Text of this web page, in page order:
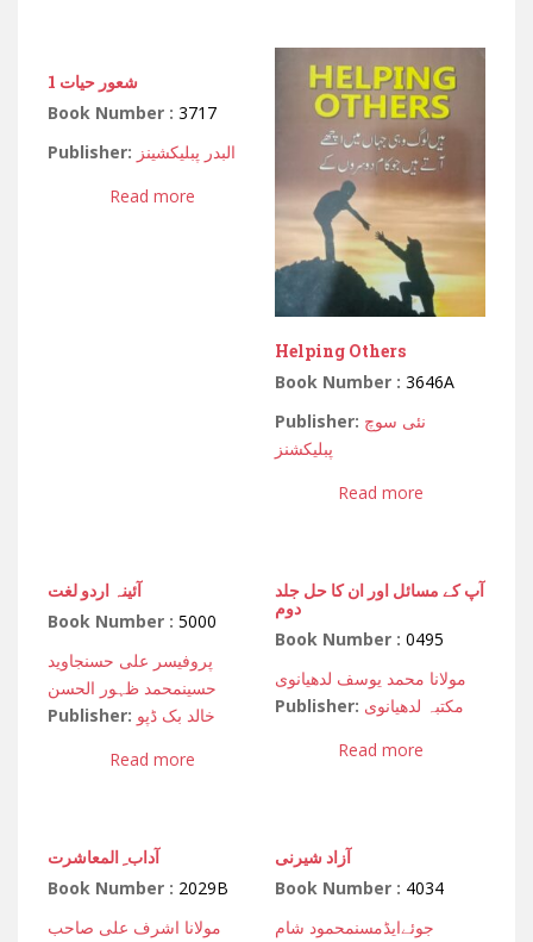
1 شعور حیات
Book Number : 3717
Publisher: البدر پبلیکشینز
Read more
Helping Others
Book Number :3646A
Publisher: نئی سوچ
پبلیکشنز
Read more
آئینہ اردو لغت
Book Number : 5000
پروفیسر علی حسنجاوید
حسینمحمد ظہور الحسن
Publisher: خالد بک ڈپو
Read more
آپ کے مسائل اور ان کا حل جلد
دوم
Book Number :0495
مولانا محمد یوسف لدھیانوی
Publisher: مکتبہ لدھیانوی
Read more
آداب ِ المعاشرت
Book Number : 2029B
مولانا اشرف علی صاحب
آزاد شیرنی
Book Number : 4034
جوئےایڈمسنمحمود شام